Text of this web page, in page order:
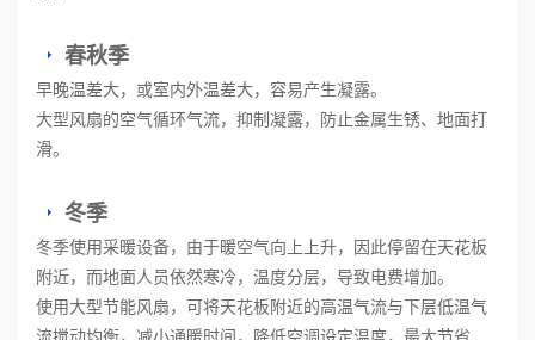
春秋季
早晚温差大，或室内外温差大，容易产生凝露。
大型风扇的空气循环气流，抑制凝露，防止金属生锈、地面打
滑。
冬季
冬季使用采暖设备，由于暖空气向上上升，因此停留在天花板
附近，而地面人员依然寒冷，温度分层，导致电费增加。
使用大型节能风扇，可将天花板附近的高温气流与下层低温气